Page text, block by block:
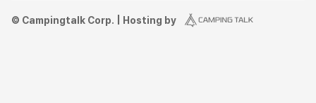
© Campingtalk Corp. | Hosting by